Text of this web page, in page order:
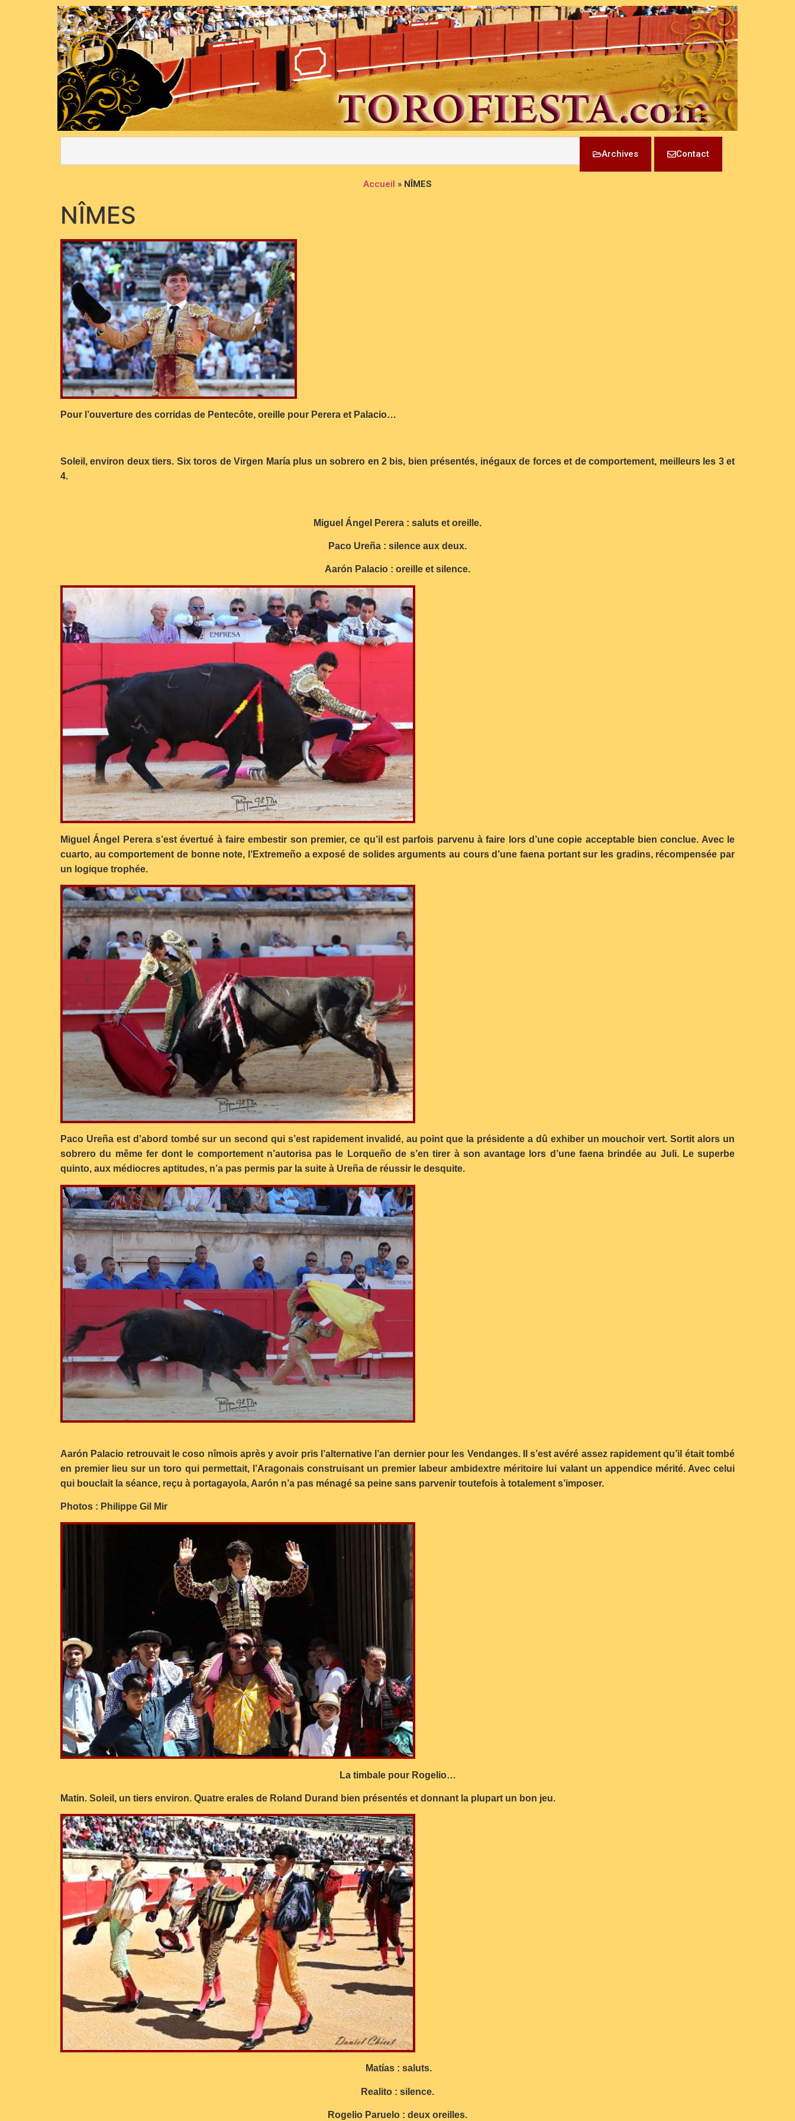
Archives Contact
Accueil » NÎMES
NÎMES
Pour l’ouverture des corridas de Pentecôte, oreille pour Perera et Palacio…
Soleil, environ deux tiers. Six toros de Virgen María plus un sobrero en 2 bis, bien présentés, inégaux de forces et de comportement, meilleurs les 3 et
4.
Miguel Ángel Perera : saluts et oreille.
Paco Ureña : silence aux deux.
Aarón Palacio : oreille et silence.
Miguel Ángel Perera s’est évertué à faire embestir son premier, ce qu’il est parfois parvenu à faire lors d’une copie acceptable bien conclue. Avec le
cuarto, au comportement de bonne note, l’Extremeño a exposé de solides arguments au cours d’une faena portant sur les gradins, récompensée par
un logique trophée.
Paco Ureña est d’abord tombé sur un second qui s’est rapidement invalidé, au point que la présidente a dû exhiber un mouchoir vert. Sortit alors un
sobrero du même fer dont le comportement n’autorisa pas le Lorqueño de s’en tirer à son avantage lors d’une faena brindée au Juli. Le superbe
quinto, aux médiocres aptitudes, n’a pas permis par la suite à Ureña de réussir le desquite.
Aarón Palacio retrouvait le coso nîmois après y avoir pris l’alternative l’an dernier pour les Vendanges. Il s’est avéré assez rapidement qu’il était tombé
en premier lieu sur un toro qui permettait, l’Aragonais construisant un premier labeur ambidextre méritoire lui valant un appendice mérité. Avec celui
qui bouclait la séance, reçu à portagayola, Aarón n’a pas ménagé sa peine sans parvenir toutefois à totalement s’imposer.
Photos : Philippe Gil Mir
La timbale pour Rogelio…
Matin. Soleil, un tiers environ. Quatre erales de Roland Durand bien présentés et donnant la plupart un bon jeu.
Matías : saluts.
Realito : silence.
Rogelio Paruelo : deux oreilles.